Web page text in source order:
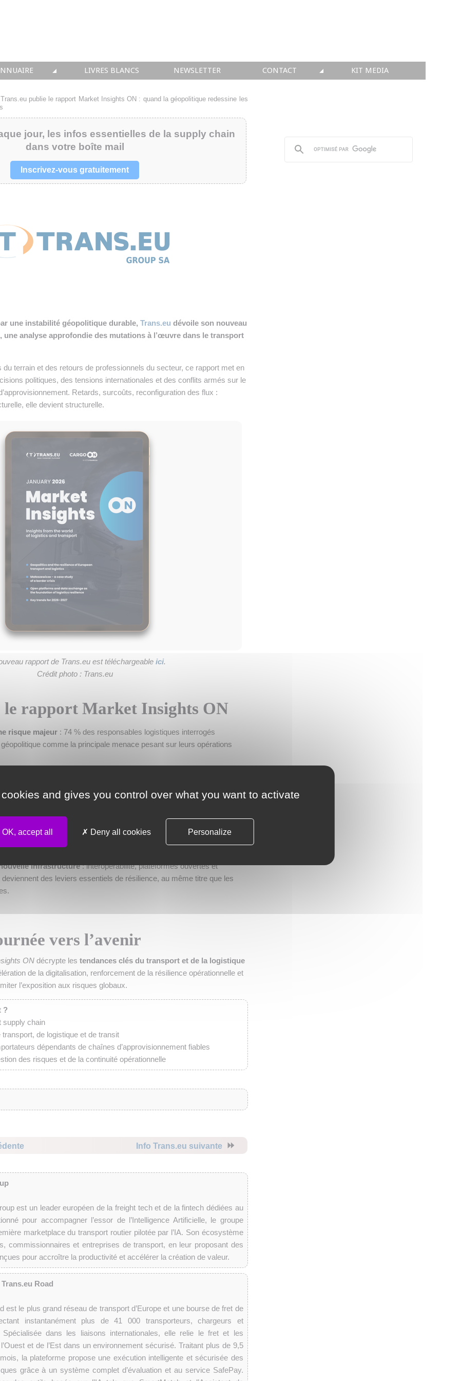
SOLUTIONS
INTEGRATION
FORMATION
INTRALOGISTIQUE
LOGISTIQUE
LIVRES BLANCS NEWSLETTER CONTACT KIT MEDIA
Trans.eu publie le rapport Market Insights ON : quand la géopolitique redessine les
jour, les infos essentielles de la supply chain
dans votre boîte mail
Inscrivez-vous gratuitement
une instabilité géopolitique durable, Trans.eu dévoile son nouveau
une analyse approfondie des mutations à l’œuvre dans le transport
terrain et des retours de professionnels du secteur, ce rapport met en
politiques, des tensions internationales et des conflits armés sur le
Retards, surcoûts, reconfiguration des flux :
elle devient structurelle.
rapport de Trans.eu est téléchargeable ici.
Crédit photo : Trans.eu
le rapport Market Insights ON
risque majeur : 74 % des responsables logistiques interrogés
comme la principale menace pesant sur leurs opérations
clés de la sécurité européenne, avec des investissements
: l’étude de cas de Małaszewicze, point névralgique des
illustre comment une décision administrative peut générer un effet
infrastructure: interopérabilité, plateformes ouvertes et
deviennent des leviers essentiels de résilience, au même titre que les
vers l’avenir
ON décrypte les tendances clés du transport et de la logistique
de la digitalisation, renforcement de la résilience opérationnelle et
l’exposition aux risques globaux.
?
supply chain
transport, de logistique et de transit
dépendants de chaînes d’approvisionnement fiables
des risques et de la continuité opérationnelle
Info Trans.eu suivante ⏩
est un leader européen de la freight tech et de la fintech dédiées au
pour accompagner l’essor de l’Intelligence Artificielle, le groupe
marketplace du transport routier pilotée par l’IA. Son écosystème
commissionnaires et entreprises de transport, en leur proposant des
pour accroître la productivité et accélérer la création de valeur.
Road
est le plus grand réseau de transport d’Europe et une bourse de fret de
instantanément plus de 41 000 transporteurs, chargeurs et
Spécialisée dans les liaisons internationales, elle relie le fret et les
et de l’Est dans un environnement sécurisé. Traitant plus de 9,5
la plateforme propose une exécution intelligente et sécurisée des
grâce à un système complet d’évaluation et au service SafePay.
and gives you control over what you want to activate
OK, accept all Deny all cookies Personalize